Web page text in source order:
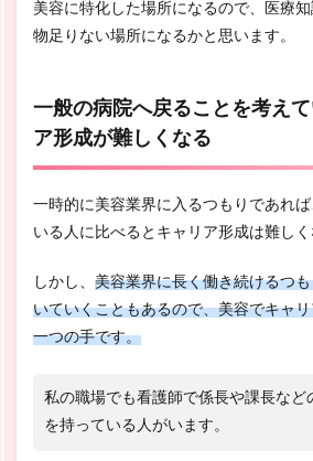
美容に特化した場所になるので、医療
物足りない場所になるかと思います。
一般の病院へ戻ることを考え
ア形成が難しくなる
一時的に美容業界に入るつもりであれ
いる人に比べるとキャリア形成は難しく
しかし、 美容業界に長く働き続けるつ
いていくこともあるので、美容でキャ
一つの手です。
私の職場でも看護師で係長や課長など
を持っている人がいます。